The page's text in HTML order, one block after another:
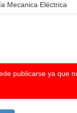
Mecanica Eléctrica
publicarse ya